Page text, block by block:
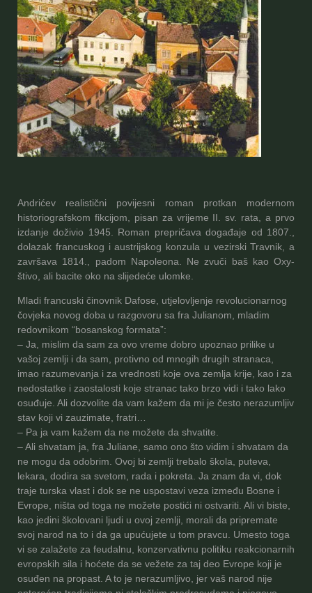
Andrićev realistični povijesni roman protkan modernom
historiografskom fikcijom, pisan za vrijeme II. sv. rata, a prvo
izdanje doživio 1945. Roman prepričava događaje od 1807.,
dolazak francuskog i austrijskog konzula u vezirski Travnik, a
završava 1814., padom Napoleona. Ne zvuči baš kao Oxy-
štivo, ali bacite oko na slijedeće ulomke.
Mladi francuski činovnik Dafose, utjelovljenje revolucionarnog
čovjeka novog doba u razgovoru sa fra Julianom, mladim
redovnikom “bosanskog formata”:
– Ja, mislim da sam za ovo vreme dobro upoznao prilike u
vašoj zemlji i da sam, protivno od mnogih drugih stranaca,
imao razumevanja i za vrednosti koje ova zemlja krije, kao i za
nedostatke i zaostalosti koje stranac tako brzo vidi i tako lako
osuđuje. Ali dozvolite da vam kažem da mi je često nerazumljiv
stav koji vi zauzimate, fratri…
– Pa ja vam kažem da ne možete da shvatite.
– Ali shvatam ja, fra Juliane, samo ono što vidim i shvatam da
ne mogu da odobrim. Ovoj bi zemlji trebalo škola, puteva,
lekara, dodira sa svetom, rada i pokreta. Ja znam da vi, dok
traje turska vlast i dok se ne uspostavi veza između Bosne i
Evrope, ništa od toga ne možete postići ni ostvariti. Ali vi biste,
kao jedini školovani ljudi u ovoj zemlji, morali da pripremate
svoj narod na to i da ga upućujete u tom pravcu. Umesto toga
vi se zalažete za feudalnu, konzervativnu politiku reakcionarnih
evropskih sila i hoćete da se vežete za taj deo Evrope koji je
osuđen na propast. A to je nerazumljivo, jer vaš narod nije